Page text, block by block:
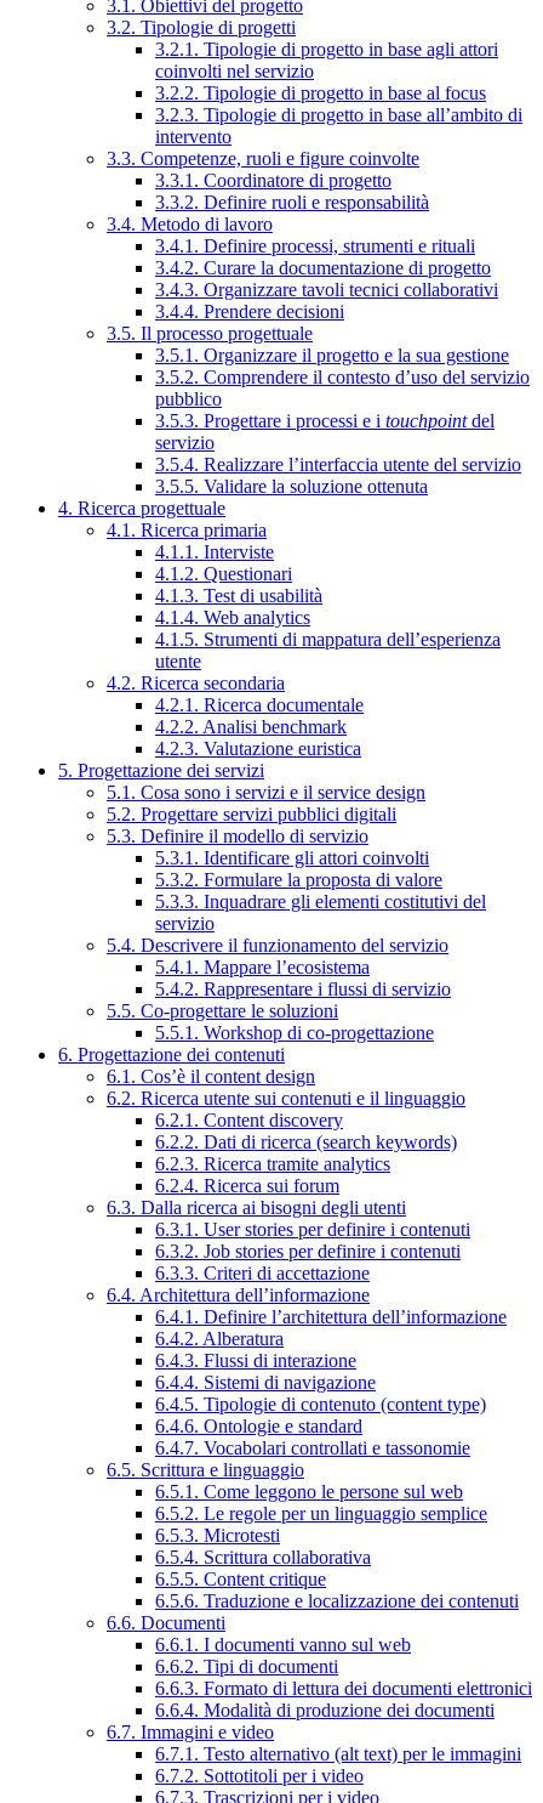
3.1. Obiettivi del progetto
3.2. Tipologie di progetti
3.2.1. Tipologie di progetto in base agli attori
coinvolti nel servizio
3.2.2. Tipologie di progetto in base al focus
3.2.3. Tipologie di progetto in base all’ambito di
intervento
3.3. Competenze, ruoli e figure coinvolte
3.3.1. Coordinatore di progetto
3.3.2. Definire ruoli e responsabilità
3.4. Metodo di lavoro
3.4.1. Definire processi, strumenti e rituali
3.4.2. Curare la documentazione di progetto
3.4.3. Organizzare tavoli tecnici collaborativi
3.4.4. Prendere decisioni
3.5. Il processo progettuale
3.5.1. Organizzare il progetto e la sua gestione
3.5.2. Comprendere il contesto d’uso del servizio
pubblico
3.5.3. Progettare i processi e i touchpointdel
servizio
3.5.4. Realizzare l’interfaccia utente del servizio
3.5.5. Validare la soluzione ottenuta
4. Ricerca progettuale
4.1. Ricerca primaria
4.1.1. Interviste
4.1.2. Questionari
4.1.3. Test di usabilità
4.1.4. Web analytics
4.1.5. Strumenti di mappatura dell’esperienza
utente
4.2. Ricerca secondaria
4.2.1. Ricerca documentale
4.2.2. Analisi benchmark
4.2.3. Valutazione euristica
5. Progettazione dei servizi
5.1. Cosa sono i servizi e il service design
5.2. Progettare servizi pubblici digitali
5.3. Definire il modello di servizio
5.3.1. Identificare gli attori coinvolti
5.3.2. Formulare la proposta di valore
5.3.3. Inquadrare gli elementi costitutivi del
servizio
5.4. Descrivere il funzionamento del servizio
5.4.1. Mappare l’ecosistema
5.4.2. Rappresentare i flussi di servizio
5.5. Co-progettare le soluzioni
5.5.1. Workshop di co-progettazione
6. Progettazione dei contenuti
6.1. Cos’è il content design
6.2. Ricerca utente sui contenuti e il linguaggio
6.2.1. Content discovery
6.2.2. Dati di ricerca (search keywords)
6.2.3. Ricerca tramite analytics
6.2.4. Ricerca sui forum
6.3. Dalla ricerca ai bisogni degli utenti
6.3.1. User stories per definire i contenuti
6.3.2. Job stories per definire i contenuti
6.3.3. Criteri di accettazione
6.4. Architettura dell’informazione
6.4.1. Definire l’architettura dell’informazione
6.4.2. Alberatura
6.4.3. Flussi di interazione
6.4.4. Sistemi di navigazione
6.4.5. Tipologie di contenuto (content type)
6.4.6. Ontologie e standard
6.4.7. Vocabolari controllati e tassonomie
6.5. Scrittura e linguaggio
6.5.1. Come leggono le persone sul web
6.5.2. Le regole per un linguaggio semplice
6.5.3. Microtesti
6.5.4. Scrittura collaborativa
6.5.5. Content critique
6.5.6. Traduzione e localizzazione dei contenuti
6.6. Documenti
6.6.1. I documenti vanno sul web
6.6.2. Tipi di documenti
6.6.3. Formato di lettura dei documenti elettronici
6.6.4. Modalità di produzione dei documenti
6.7. Immagini e video
6.7.1. Testo alternativo (alt text) per le immagini
6.7.2. Sottotitoli per i video
6.7.3. Trascrizioni per i video